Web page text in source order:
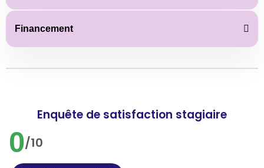
Financement
Enquête de satisfaction stagiaire
/10
0